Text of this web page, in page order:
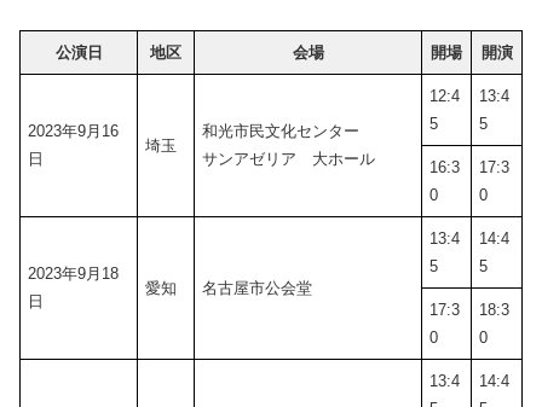
公演日 地区 会場 開場 開演
2023年9月16
日
埼玉
和光市民文化センター
サンアゼリア 大ホール
12:4
5
13:4
5
16:3
0
17:3
0
2023年9月18
日
愛知 名古屋市公会堂
13:4
5
14:4
5
17:3
0
18:3
0
13:4
14:4